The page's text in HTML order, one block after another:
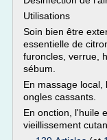
Utilisations
Soin bien être
essentielle de
furoncles, verrue,
sébum.
En massage
ongles cassants.
En onction, l'huile
vieillissement